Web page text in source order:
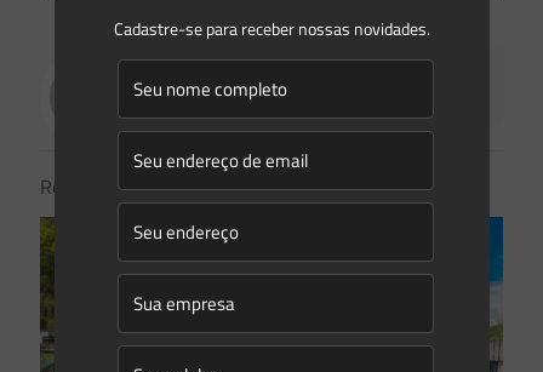
Saes Advogados
Related posts
Cadastre-se para receber nossas novidades.